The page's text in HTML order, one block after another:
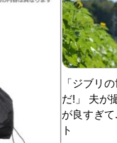
「ジブリ
だ!」 夫が
が良すぎ
ト